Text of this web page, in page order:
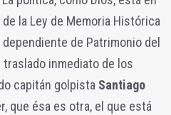
la Ley de Memoria Histórica
de Patrimonio del
traslado inmediato de los
capitán golpista Santiago
que ésa es otra, el que está